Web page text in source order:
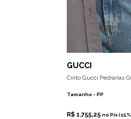
GUCCI
Cinto Gucci Pedrarias
Tamanho - PP
R$ 1.755,25 no Pix